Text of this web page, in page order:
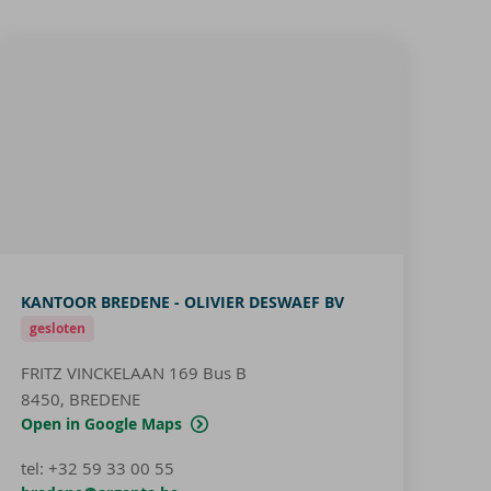
KANTOOR BREDENE - OLIVIER DESWAEF BV
gesloten
FRITZ VINCKELAAN 169 Bus B
8450, BREDENE
Open in Google Maps
tel: +32 59 33 00 55